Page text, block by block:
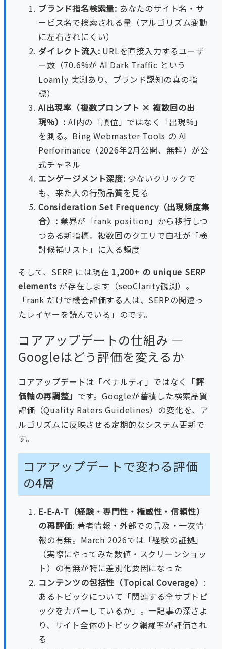
ブランド指名検索量: あなたのサイト名・サ
ービス名で検索される量（アルゴリズム変動
に左右されにくい）
ダイレクト流入: URLを直接入力するユーザ
ー数（70.6%が AI Dark Traffic という
Loamly 実測あり、ブランド認知の真の指
標）
AI出現率（複数プロンプト × 複数回の出
現%）: AI内の「順位」ではなく「出現%」
を測る。Bing Webmaster Tools の AI
Performance（2026年2月公開、無料）が公
式チャネル
エンゲージメント深度: 少ないクリックで
も、来た人の行動品質を見る
Consideration Set Frequency（出現頻度集
合）: 業界が「rank position」から移行しつ
つある新指標。複数回のクエリで自社が「検
討候補リスト」に入る頻度
そして、SERP には現在 1,200+ の unique SERP
elements が存在します（seoClarity観測）。
「rank だけで機会評価する人は、SERPの間違っ
たレイヤーを読んでいる」のです。
コアアップデートの仕組み —
Googleはどう評価を変えるか
コアアップデートは「ペナルティ」ではなく
「評
価軸の再調整」 です。Googleが蓄積した検索品質
評価（Quality Raters Guidelines）の変化を、ア
ルゴリズムに反映させる定期的なシステム更新で
す。
コアアップデートで変わる評価
の4層
E-E-A-T（経験・専門性・権威性・信頼性）
の再評価: 著者情報・外部での言及・一次情
報の有無。March 2026では「経験の証拠」
（実際にやってみた数値・スクリーンショッ
ト）の有無が特に差別化要因になった
コンテンツの包括性（Topical Coverage） :
あるトピックについて「関連する全サブトピ
ックをカバーしているか」。一記事の深さよ
り、サイト全体のトピック網羅率が評価され
る